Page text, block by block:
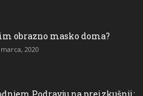
obrazno masko doma?
2020